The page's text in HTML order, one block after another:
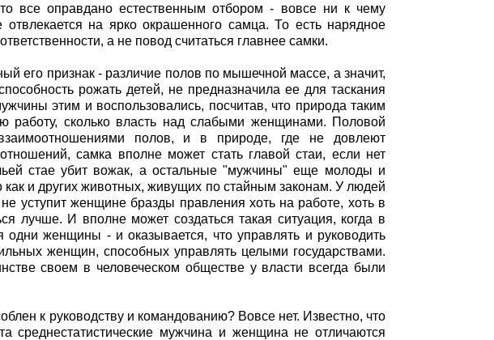
все оправдано естественным отбором - вовсе ни к чему
на ярко окрашенного самца. То есть нарядное
а не повод считаться главнее самки.
его признак - различие полов по мышечной массе, а значит,
рожать детей, не предназначила ее для таскания
этим и воспользовались, посчитав, что природа таким
работу, сколько власть над слабыми женщинами. Половой
полов, и в природе, где не довлеют
самка вполне может стать главой стаи, если нет
стае убит вожак, а остальные "мужчины" еще молоды и
и других животных, живущих по стайным законам. У людей
уступит женщине бразды правления хоть на работе, хоть в
лучше. И вполне может создаться такая ситуация, когда в
одни женщины - и оказывается, что управлять и руководить
женщин, способных управлять целыми государствами.
своем в человеческом обществе у власти всегда были
к руководству и командованию? Вовсе нет. Известно, что
среднестатистические мужчина и женщина не отличаются